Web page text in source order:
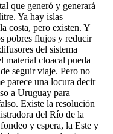
que generó y generará
Ya hay islas
costa, pero existen. Y
pobres flujos y reducir
del sistema
material cloacal pueda
seguir viaje. Pero no
parece una locura decir
a Uruguay para
Existe la resolución
del Río de la
y espera, la Este y